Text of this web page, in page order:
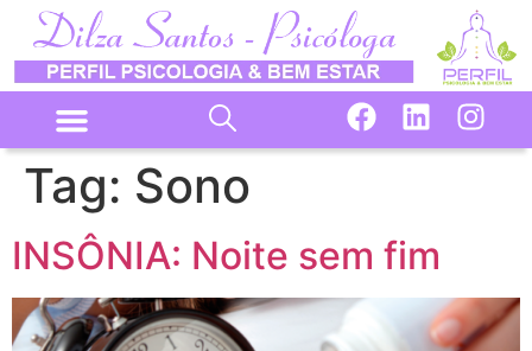
Tag: Sono
INSÔNIA: Noite sem fim